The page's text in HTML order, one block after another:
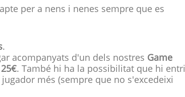
per a nens i nenes sempre que es
.
acompanyats d'un dels nostres Game
25€. També hi ha la possibilitat que hi entri
més (sempre que no s'excedeixi